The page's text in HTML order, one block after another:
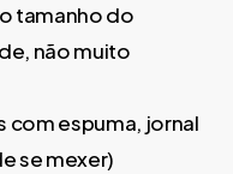
tamanho do
não muito
com espuma, jornal
se mexer)